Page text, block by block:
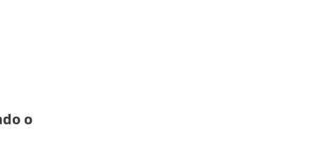
o